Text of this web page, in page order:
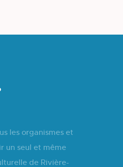
les organismes et
un seul et même
de Rivière-